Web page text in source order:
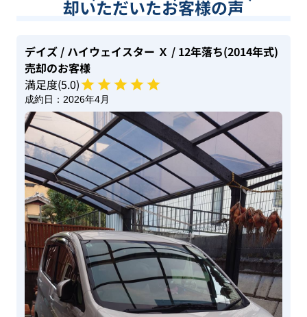
却いただいたお客様の声
デイズ / ハイウェイスター Ｘ / 12年落ち(2014年式)
売却のお客様
満足度(5.0)
成約日： 2026年4月